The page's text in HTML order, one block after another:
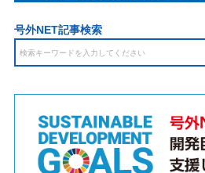
号外NET記事検索